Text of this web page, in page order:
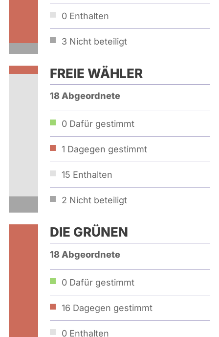
0 Enthalten
3 Nicht beteiligt
FREIE WÄHLER
18 Abgeordnete
0 Dafür gestimmt
1 Dagegen gestimmt
15 Enthalten
2 Nicht beteiligt
DIE GRÜNEN
18 Abgeordnete
0 Dafür gestimmt
16 Dagegen gestimmt
0 Enthalten